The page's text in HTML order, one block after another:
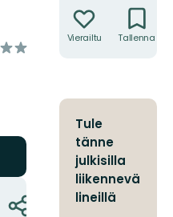
Vierailtu Tallenna
Tule
tänne
julkisilla
liikennevä
lineillä